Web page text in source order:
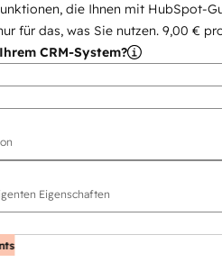
die Ihnen mit HubSpot-
für das, was Sie nutzen. 9,00 €
CRM-System?
Eigenschaften